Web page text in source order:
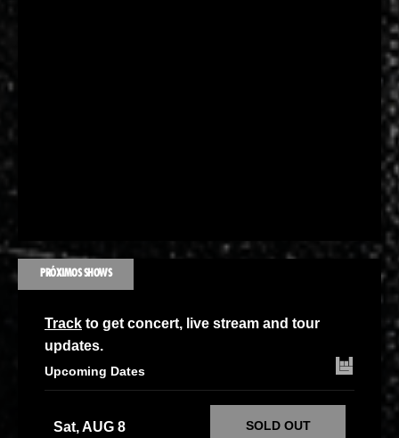
PRÓXIMOS SHOWS
Track to get concert, live stream and tour
updates.
Upcoming Dates
Sat, AUG 8
SOLD OUT